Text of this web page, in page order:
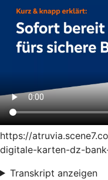
https://
digitale-karten-dz-
Transkript anzeigen